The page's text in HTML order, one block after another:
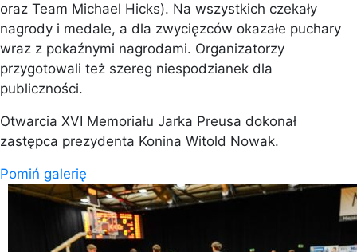
oraz Team Michael Hicks). Na wszystkich czekały
nagrody i medale, a dla zwycięzców okazałe puchary
wraz z pokaźnymi nagrodami. Organizatorzy
przygotowali też szereg niespodzianek dla
publiczności.
Otwarcia XVI Memoriału Jarka Preusa dokonał
zastępca prezydenta Konina Witold Nowak.
Pomiń galerię